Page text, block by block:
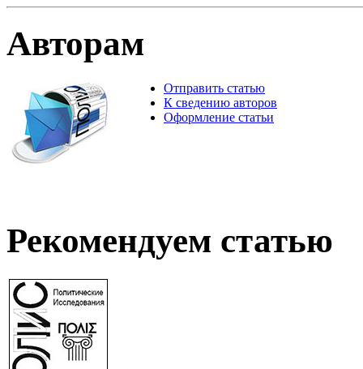
Авторам
Отправить статью
К сведению авторов
Оформление статьи
Рекомендуем статью